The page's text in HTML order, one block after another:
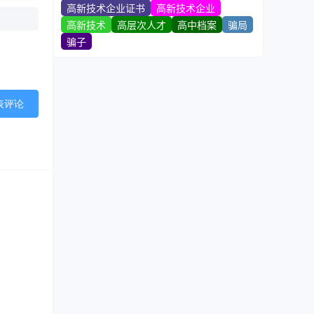
评论
高新技术企业证书
高新技术企业
高新技术
高层次人才 高中档案
骗局
骗子